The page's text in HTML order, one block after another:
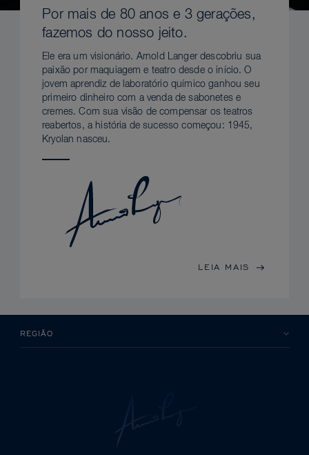
Por mais de 80 anos e 3 gerações,
fazemos do nosso jeito.
Ele era um visionário. Arnold Langer descobriu sua
paixão por maquiagem e teatro desde o início. O
jovem aprendiz de laboratório químico ganhou seu
primeiro dinheiro com a venda de sabonetes e
cremes. Com sua visão de compensar os teatros
reabertos, a história de sucesso começou: 1945,
Kryolan nasceu.
LEIA MAIS
REGIÃO